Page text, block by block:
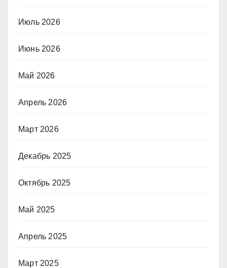
Июль 2026
Июнь 2026
Май 2026
Апрель 2026
Март 2026
Декабрь 2025
Октябрь 2025
Май 2025
Апрель 2025
Март 2025